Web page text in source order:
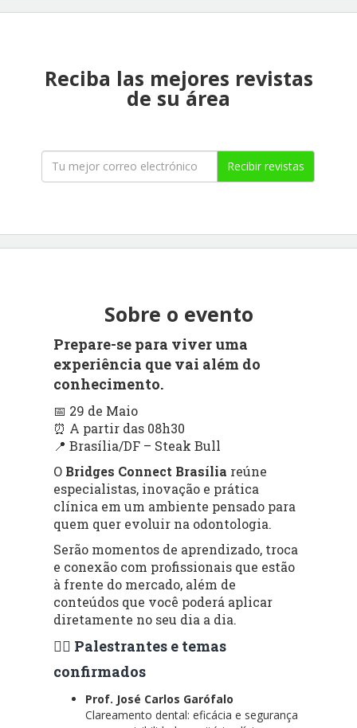
Reciba las mejores revistas
de su área
Recibir revistas
Sobre o evento
Prepare-se para viver uma
experiência que vai além do
conhecimento.
📅 29 de Maio
⏰ A partir das 08h30
📍 Brasília/DF – Steak Bull
O Bridges Connect Brasília reúne
especialistas, inovação e prática
clínica em um ambiente pensado para
quem quer evoluir na odontologia.
Serão momentos de aprendizado, troca
e conexão com profissionais que estão
à frente do mercado, além de
conteúdos que você poderá aplicar
diretamente no seu dia a dia.
👨‍⚕️ Palestrantes e temas
confirmados
Prof. José Carlos Garófalo
Clareamento dental: eficácia e segurança